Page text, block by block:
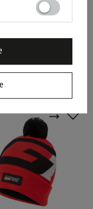
SEASONAL
RACING F1 2026
/ szt.